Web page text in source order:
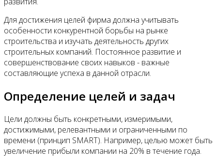
Для достижения целей фирма должна учитывать
особенности конкурентной борьбы на рынке
строительства и изучать деятельность других
строительных компаний. Постоянное развитие и
совершенствование своих навыков - важные
составляющие успеха в данной отрасли.
Определение целей и задач
Цели должны быть конкретными, измеримыми,
достижимыми, релевантными и ограниченными по
времени (принцип SMART). Например, целью может быть
увеличение прибыли компании на 20% в течение года.